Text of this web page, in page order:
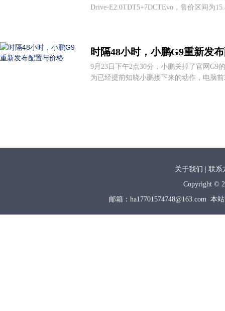
Drive-E2.0TDT5+7DCTEvo，售价区间为
时隔48小时，小鹏G9重新发
9月23日下午2点30分，小鹏关掉了官网G9
为已经提前知晓小鹏接下来的动作，电脑
关于我们 | 联
Copyright ©
邮箱：ha17701574748@163.com